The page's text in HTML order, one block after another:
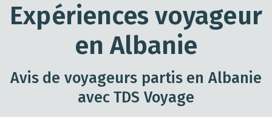
Expériences voyageur
en Albanie
Avis de voyageurs partis en Albanie
avec TDS Voyage